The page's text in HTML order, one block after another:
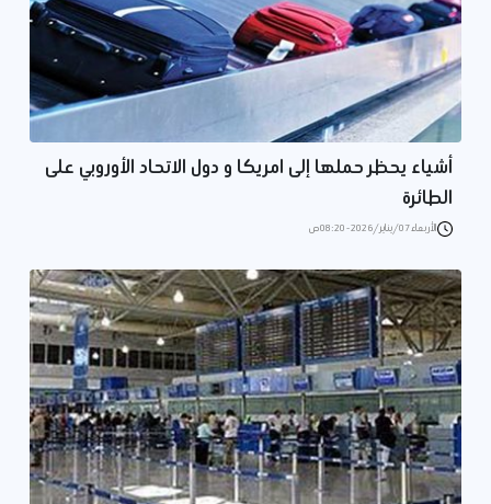
أشياء يحظر حملها إلى امريكا و دول الاتحاد الأوروبي على
الطائرة
الأربعاء 07/يناير/2026 - 08:20 ص